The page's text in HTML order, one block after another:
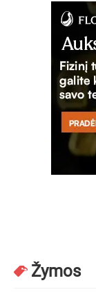
Žymos